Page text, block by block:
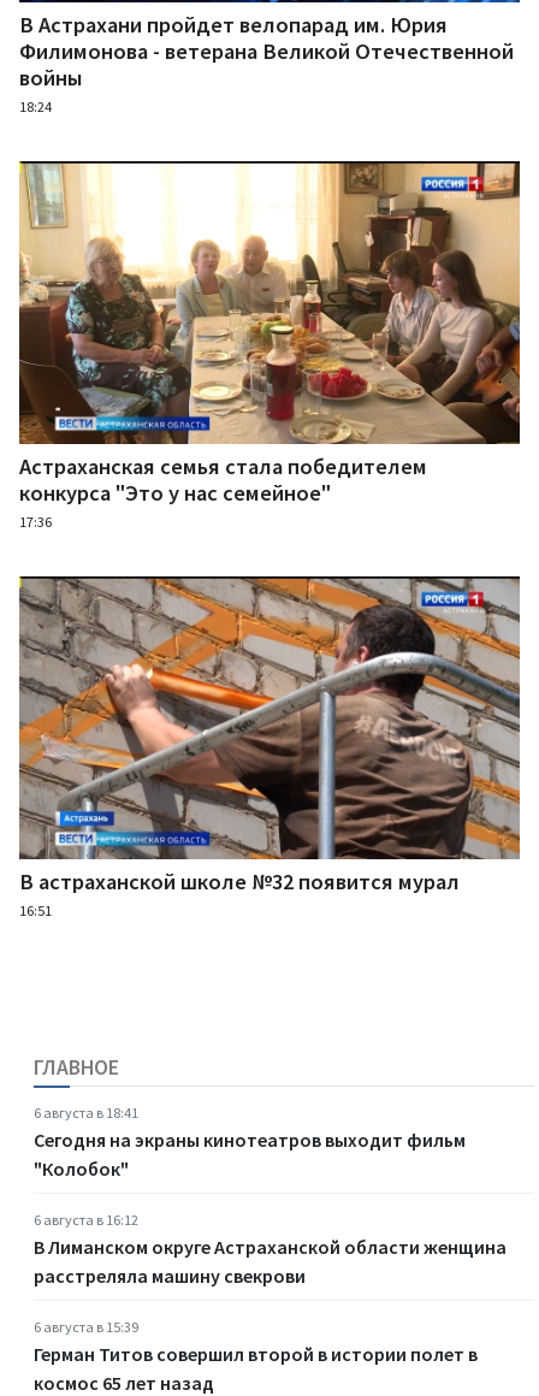
В Астрахани пройдет велопарад им. Юрия
Филимонова - ветерана Великой Отечественной
войны
18:24
Астраханская семья стала победителем
конкурса "Это у нас семейное"
17:36
В астраханской школе №32 появится мурал
16:51
ГЛАВНОЕ
6 августа в 18:41
Сегодня на экраны кинотеатров выходит фильм
"Колобок"
6 августа в 16:12
В Лиманском округе Астраханской области женщина
расстреляла машину свекрови
6 августа в 15:39
Герман Титов совершил второй в истории полет в
космос 65 лет назад